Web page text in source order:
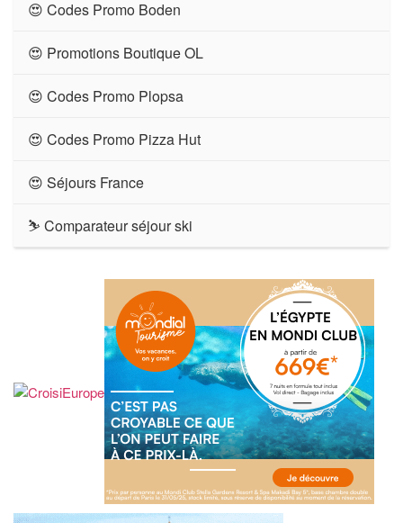
😍 Codes Promo Boden
😍 Promotions Boutique OL
😍 Codes Promo Plopsa
😍 Codes Promo Pizza Hut
😍 Séjours France
⛷ Comparateur séjour ski